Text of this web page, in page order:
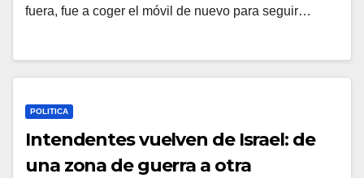
fuera, fue a coger el móvil de nuevo para seguir…
POLITICA
Intendentes vuelven de Israel: de
una zona de guerra a otra